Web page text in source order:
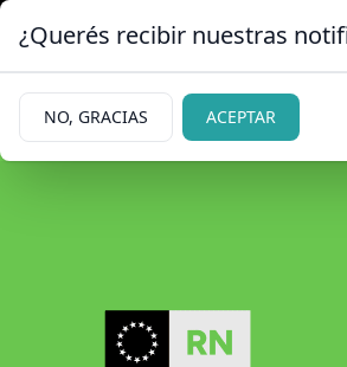
Jacobacci y
acordaron una
¿Querés recibir nuestras
NO, GRACIAS ACEPTAR